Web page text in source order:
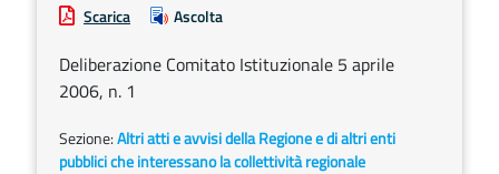
Scarica Ascolta
Deliberazione Comitato Istituzionale 5 aprile
2006, n. 1
Sezione:Altri atti e avvisi della Regione e di altri enti
pubblici che interessano la collettività regionale